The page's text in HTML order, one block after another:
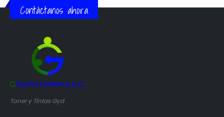
Contáctanos ahora
Toner y Tintas Gyd